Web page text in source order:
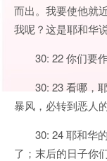
而出。我要使他就
我呢？这是耶和华说
30: 22 你们要
30: 23 看哪，
暴风，必转到恶人的
30: 24 耶和华
了；末后的日子你